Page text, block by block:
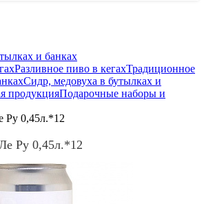
и банках
Разливное пиво в кегахТрадиционное
Сидр, медовуха в бутылках и
продукцияПодарочные наборы и
Ру 0,45л.*12
Ру 0,45л.*12